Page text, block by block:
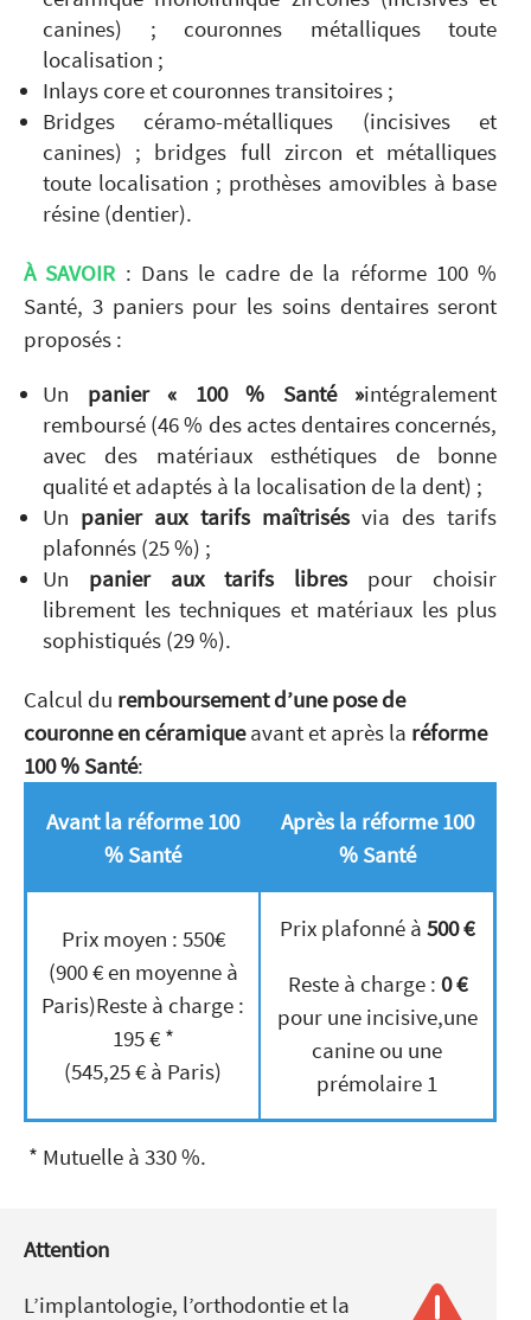
canines) ; couronnes métalliques toute
localisation ;
Inlays core et couronnes transitoires ;
Bridges céramo-métalliques (incisives et
canines) ; bridges full zircon et métalliques
toute localisation ; prothèses amovibles à base
résine (dentier).
À SAVOIR : Dans le cadre de la réforme 100 %
Santé, 3 paniers pour les soins dentaires seront
proposés :
Un panier « 100 % Santé »intégralement
remboursé (46 % des actes dentaires concernés,
avec des matériaux esthétiques de bonne
qualité et adaptés à la localisation de la dent) ;
Un panier aux tarifs maîtrisésvia des tarifs
plafonnés (25 %) ;
Un panier aux tarifs libres pour choisir
librement les techniques et matériaux les plus
sophistiqués (29 %).
Calcul du remboursement d’une pose de
couronne en céramiqueavant et après la réforme
100 % Santé:
Avant la réforme 100
% Santé
Après la réforme 100
% Santé
Prix moyen : 550€
(900 € en moyenne à
Paris)Reste à charge :
195 € *
(545,25 € à Paris)
Prix plafonné à 500 €
Reste à charge : 0 €
pour une incisive,une
canine ou une
prémolaire 1
* Mutuelle à 330 %.
Attention
L’implantologie, l’orthodontie et la